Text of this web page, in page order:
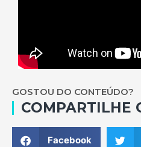
GOSTOU DO CONTEÚDO?
COMPARTILHE
Facebook